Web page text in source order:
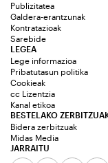
Publizitatea
Galdera-erantzunak
Kontratazioak
Sarebide
JARRAITU
LEGEA
Lege informazioa
Pribatutasun politika
Cookieak
cc Lizentzia
Kanal etikoa
BESTELAKO
Bidera zerbitzuak
Midas Media